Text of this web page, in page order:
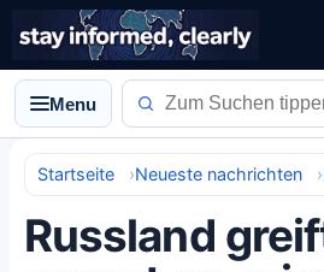
Menu
Startseite Neueste nachrichten
Russland